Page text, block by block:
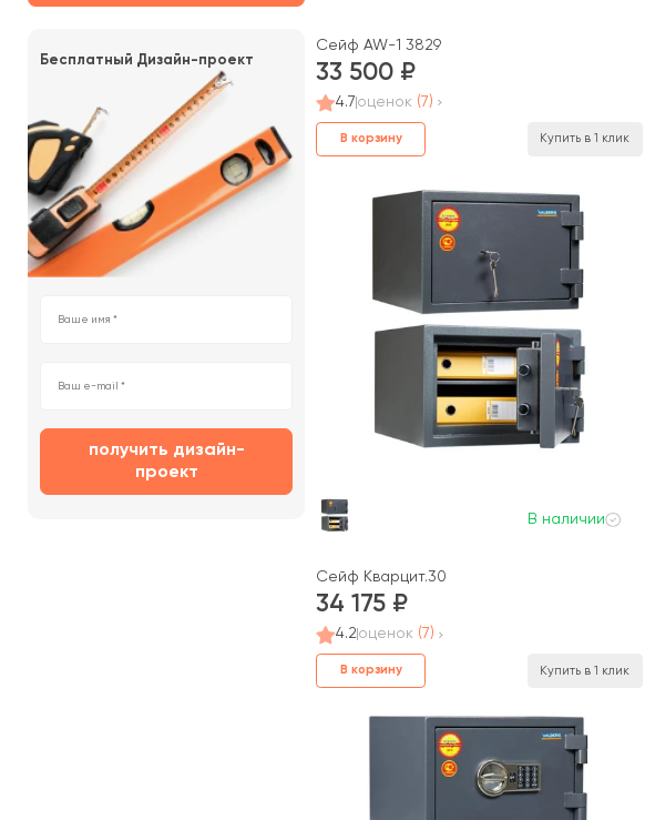
Бесплатный Дизайн-проект
получить дизайн-
проект
Сейф AW-1 3829
33 500
4.7оценок (7)
В корзину Купить в 1 клик
В наличии
Сейф Кварцит.30
34 175
4.2оценок (7)
В корзину Купить в 1 клик